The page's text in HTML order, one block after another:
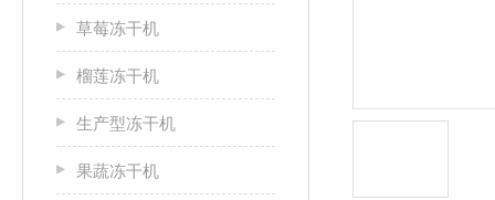
草莓冻干机
榴莲冻干机
生产型冻干机
果蔬冻干机